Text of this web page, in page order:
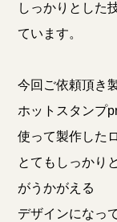
しっかりとした
ています。
今回ご依頼頂き
ホットスタンプ
使って製作した
とてもしっかり
がうかがえる
デザインになっ